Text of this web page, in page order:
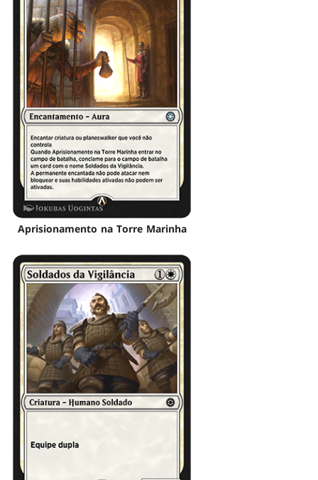
Aprisionamento na Torre Marinha